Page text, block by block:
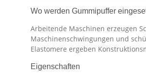
Wo werden Gummipuffer
Arbeitende Maschinen erzeugen
Maschinenschwingungen und
Elastomere ergeben
Eigenschaften